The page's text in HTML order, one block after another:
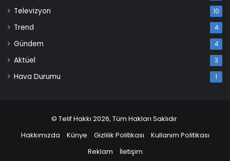
Televizyon 10
Trend 4
Gündem 4
Aktüel 3
Hava Durumu 1
© Telif Hakkı 2026, Tüm Hakları Saklıdır
Hakkımızda
Künye Gizlilik Politikası
Kullanım Politikası
Reklam
İletişim